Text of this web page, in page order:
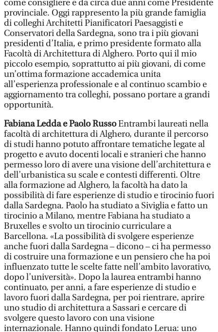
come consigliere e da circa due anni come Presidente
provinciale. Oggi rappresento la più grande famiglia
di colleghi Architetti Pianificatori Paesaggisti e
Conservatori della Sardegna, sono tra i più giovani
presidenti d’Italia, e primo presidente formato alla
Facoltà di Architettura di Alghero. Porto qui il mio
piccolo esempio, soprattutto ai più giovani, di come
un’ottima formazione accademica unita
all’esperienza professionale e al continuo scambio e
aggiornamento tra colleghi, possano portare a grandi
opportunità.
Fabiana Ledda e Paolo RussoEntrambi laureati nella
facoltà di architettura di Alghero, durante il percorso
di studi hanno potuto affrontare tematiche legate al
progetto e avuto docenti locali e stranieri che hanno
permesso loro di avere una visione dell’architettura e
dell’urbanistica su scale e contesti differenti. Oltre
alla formazione ad Alghero, la facoltà ha dato la
possibilità di fare esperienze di studio e tirocinio fuori
dalla Sardegna. Paolo ha studiato a Siviglia e fatto un
tirocinio a Milano, mentre Fabiana ha studiato a
Bruxelles e svolto un tirocinio curriculare a
Barcellona. «La possibilità di svolgere esperienze
anche fuori dalla Sardegna – dicono – ci ha permesso
di costruire una formazione e un pensiero che ha poi
influenzato tutte le scelte fatte nell’ambito lavorativo,
dopo l’università». Dopo la laurea entrambi hanno
continuato, per anni, a fare esperienze di studio e
lavoro fuori dalla Sardegna, per poi rientrare, aprire
uno studio di architettura a Sassari e cercare di
svolgere questo lavoro con una visione
internazionale. Hanno quindi fondato Lerua: uno